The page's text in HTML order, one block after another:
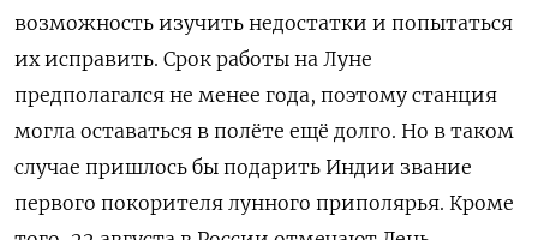
возможность изучить недостатки и попытаться
их исправить. Срок работы на Луне
предполагался не менее года, поэтому станция
могла оставаться в полёте ещё долго. Но в таком
случае пришлось бы подарить Индии звание
первого покорителя лунного приполярья. Кроме